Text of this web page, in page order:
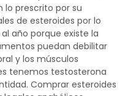
lo prescrito por su
de esteroides por lo
año porque existe la
puedan debilitar
y los músculos
tenemos testosterona
Comprar esteroides